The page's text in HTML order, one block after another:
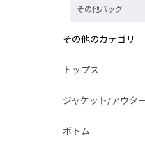
その他バッグ
その他のカテゴリ
トップス
ジャケット/アウタ
ボトム
別注限定 フード付き チェックシ